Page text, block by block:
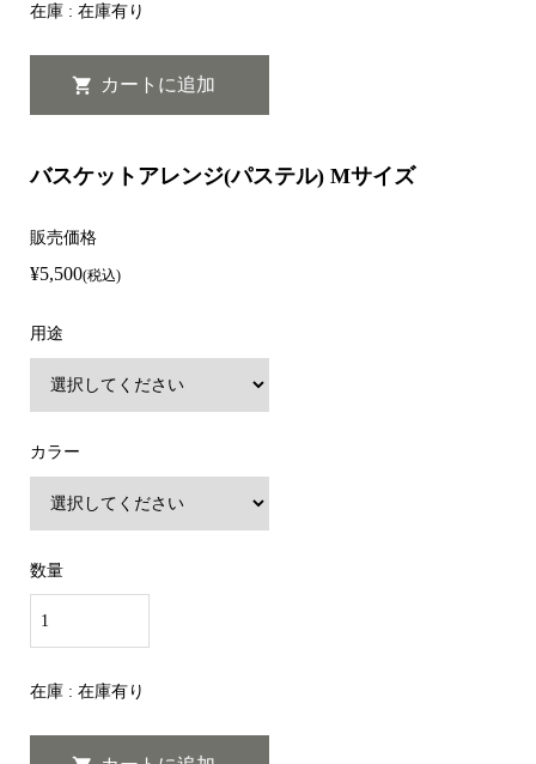
在庫 : 在庫有り
バスケットアレンジ(パステル) Mサイズ
販売価格
¥5,500(税込)
用途
カラー
数量
在庫 : 在庫有り